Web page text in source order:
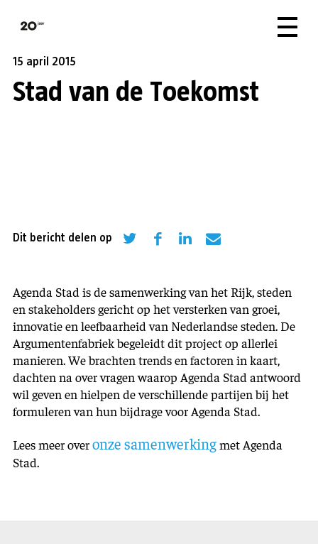
15 april 2015
Stad van de Toekomst
Dit bericht delen op
Agenda Stad is de samenwerking van het Rijk, steden
en stakeholders gericht op het versterken van groei,
innovatie en leefbaarheid van Nederlandse steden. De
Argumentenfabriek begeleidt dit project op allerlei
manieren. We brachten trends en factoren in kaart,
dachten na over vragen waarop Agenda Stad antwoord
wil geven en hielpen de verschillende partijen bij het
formuleren van hun bijdrage voor Agenda Stad.
Lees meer overonze samenwerkingmet Agenda
Stad.